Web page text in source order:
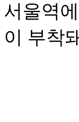
서울역
이 부착